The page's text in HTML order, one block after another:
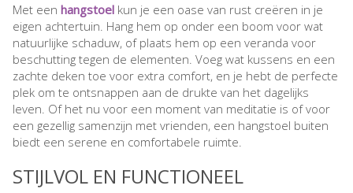
Met een hangstoel kun je een oase van rust creëren in je
eigen achtertuin. Hang hem op onder een boom voor wat
natuurlijke schaduw, of plaats hem op een veranda voor
beschutting tegen de elementen. Voeg wat kussens en een
zachte deken toe voor extra comfort, en je hebt de perfecte
plek om te ontsnappen aan de drukte van het dagelijks
leven. Of het nu voor een moment van meditatie is of voor
een gezellig samenzijn met vrienden, een hangstoel buiten
biedt een serene en comfortabele ruimte.
STIJLVOL EN FUNCTIONEEL